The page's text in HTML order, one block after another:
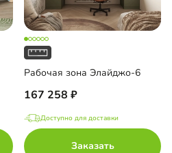
Рабочая зона Элайджо-6
167 258
Доступно для доставки
Заказать